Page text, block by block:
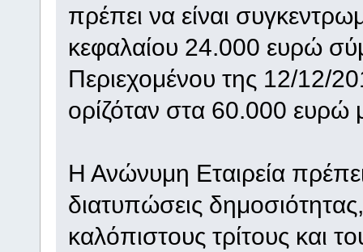
πρέπει να είναι
κεφαλαίου 24.000 ευρώ
Περιεχομένου της 12/12/
ορίζόταν στα 60.000 ευρώ
Η Ανώνυμη Εταιρεία
διατυπώσεις
καλόπιστους τρίτους και